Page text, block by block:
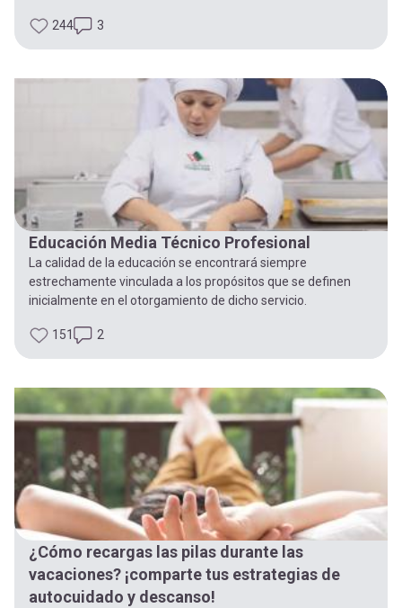
244 3
Educación Media Técnico Profesional
La calidad de la educación se encontrará siempre
estrechamente vinculada a los propósitos que se definen
inicialmente en el otorgamiento de dicho servicio.
151 2
¿Cómo recargas las pilas durante las
vacaciones? ¡comparte tus estrategias de
autocuidado y descanso!